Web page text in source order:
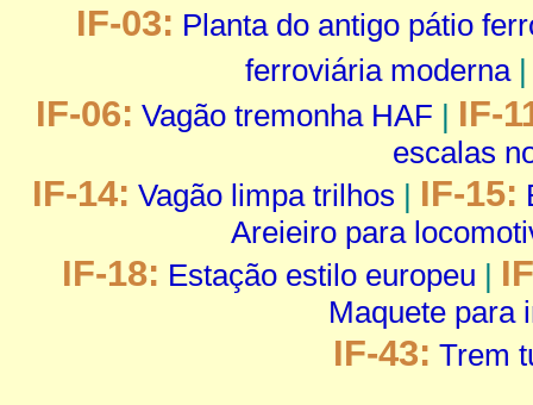
IF-03: Planta do antigo pátio
ferroviária moderna
IF-06: Vagão tremonha HAF | IF-
escalas
IF-14: Vagão limpa trilhos | IF-15:
Areieiro para
IF-18: Estação estilo europeu |
Maquete para
IF-43: Trem